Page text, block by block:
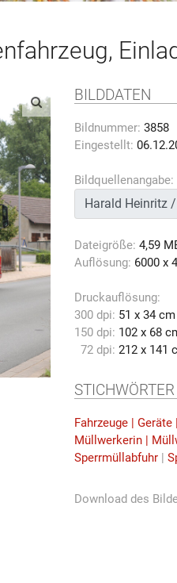
BILDDATEN
Bildnummer: 3858
Eingestellt:
Bildquellenangabe:
Dateigröße: 4,59
Auflösung: 6000 x
Druckauflösung:
300 dpi: 51 x 34 cm
150 dpi: 102 x 68
72 dpi: 212 x 141
STICHWÖRTER
Fahrzeuge |
Müllwerkerin |
Sperrmüllabfuhr |
Download des